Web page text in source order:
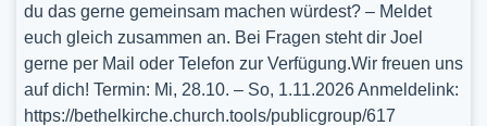
du das gerne gemeinsam machen würdest? – Meldet
euch gleich zusammen an. Bei Fragen steht dir Joel
gerne per Mail oder Telefon zur Verfügung.Wir freuen uns
auf dich! Termin: Mi, 28.10. – So, 1.11.2026 Anmeldelink:
https://bethelkirche.church.tools/publicgroup/617